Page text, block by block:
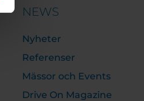
NEWS
Nyheter
Referenser
Mässor och Events
Drive On Magazine